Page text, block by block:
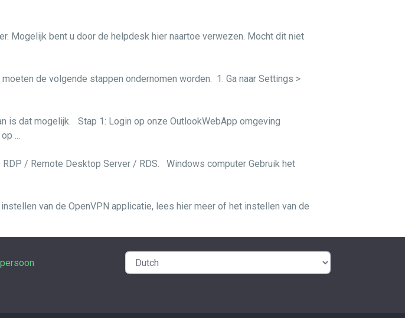
Mogelijk bent u door de helpdesk hier naartoe verwezen. Mocht dit niet
de volgende stappen ondernomen worden. 1. Ga naar Settings >
is dat mogelijk. Stap 1: Login op onze OutlookWebApp omgeving
...
/ Remote Desktop Server / RDS. Windows computer Gebruik het
van de OpenVPN applicatie, lees hier meer of het instellen van de